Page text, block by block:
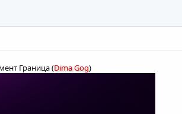
Граница (Dima Gog)